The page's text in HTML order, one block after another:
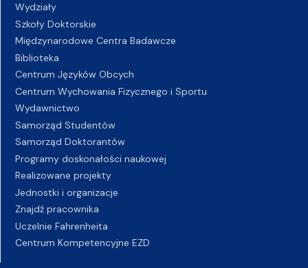
Wydziały
Szkoły Doktorskie
Międzynarodowe Centra Badawcze
Biblioteka
Centrum Języków Obcych
Centrum Wychowania Fizycznego i Sportu
Wydawnictwo
Samorząd Studentów
Samorząd Doktorantów
Programy doskonałości naukowej
Realizowane projekty
Jednostki i organizacje
Znajdź pracownika
Uczelnie Fahrenheita
Centrum Kompetencyjne EZD